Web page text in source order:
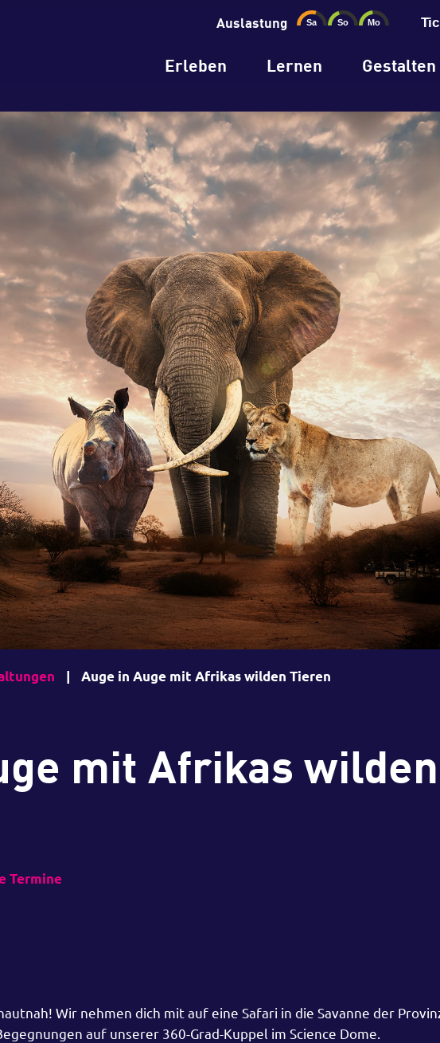
Auslastung
Erleben Lernen Gestalten
| Auge in Auge mit Afrikas wilden Tieren
mit Afrikas wilden
Termine
Wir nehmen dich mit auf eine Safari in die Savanne der
auf unserer 360-Grad-Kuppel im Science Dome.